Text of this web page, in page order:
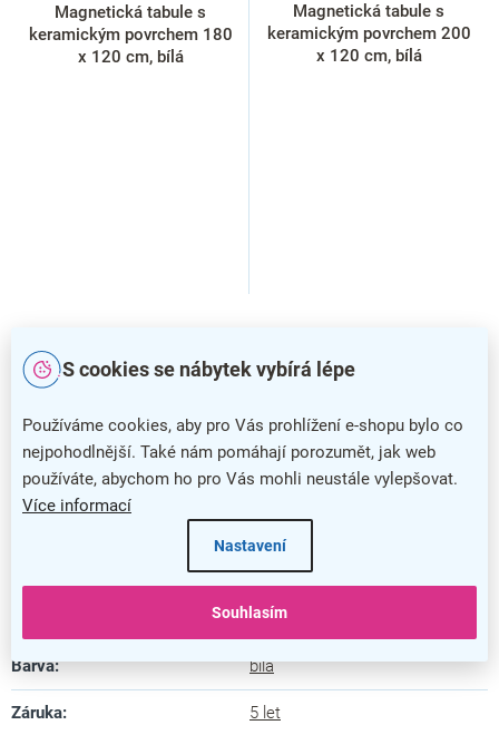
S cookies se nábytek vybírá lépe
Používáme cookies, aby pro Vás prohlížení e-shopu bylo co
nejpohodlnější. Také nám pomáhají porozumět, jak web
používáte, abychom ho pro Vás mohli neustále vylepšovat.
Více informací
Nastavení
Souhlasím
Magnetická tabule s
keramickým povrchem 180
x 120 cm, bílá
Magnetická tabule s
keramickým povrchem 200
x 120 cm, bílá
Popis
Sprej na čištění bílých tabulí je ideálním řešením pro
odstranění skvrn, které vznikají po fixech na popisovatelných
tabulích. Objem čisticího roztoku ve spreji je 500 ml.
Doplňkové parametry
Popisovače a čisticí prostředky
na tabule
Barva: bílá
Záruka: 5 let